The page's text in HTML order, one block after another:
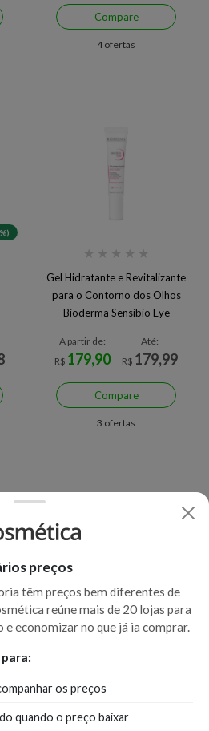
Compare
4 ofertas
★ ★ ★ ★ ★
Gel Hidratante e Revitalizante
para o Contorno dos Olhos
Bioderma Sensibio Eye
A partir de:
R$ 179,90
Até:
R$ 179,99
Compare
3 ofertas
preços
têm preços bem diferentes de
reúne mais de 20 lojas para
e economizar no que já ia comprar.
os preços
quando o preço baixar